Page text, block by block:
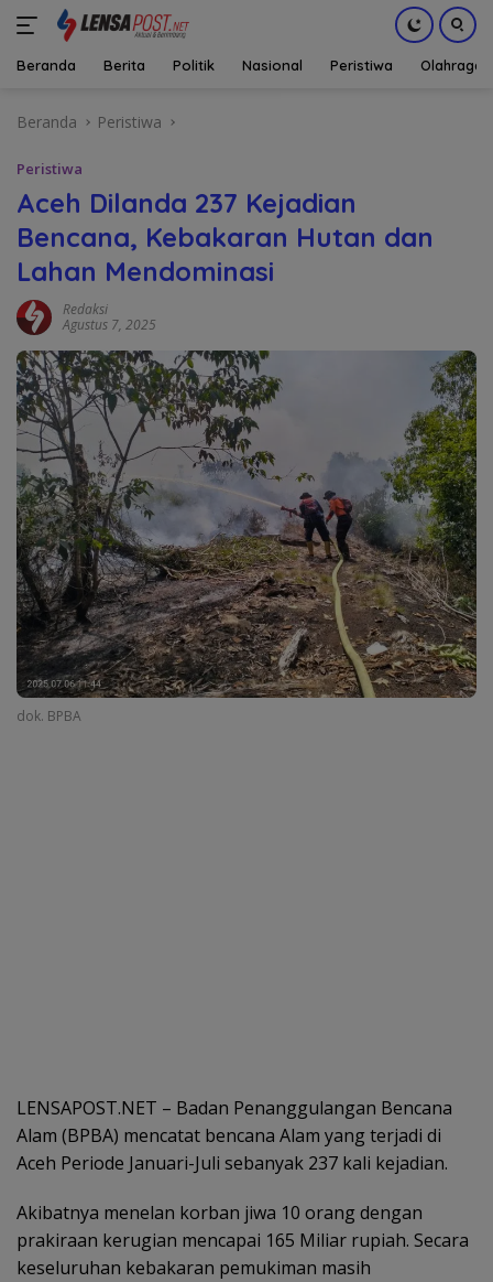
Beranda Berita Politik Nasional Peristiwa Olahraga
Beranda Peristiwa
Peristiwa
Aceh Dilanda 237 Kejadian
Bencana, Kebakaran Hutan dan
Lahan Mendominasi
Redaksi
Agustus 7, 2025
dok. BPBA
LENSAPOST.NET – Badan Penanggulangan Bencana
Alam (BPBA) mencatat bencana Alam yang terjadi di
Aceh Periode Januari-Juli sebanyak 237 kali kejadian.
Akibatnya menelan korban jiwa 10 orang dengan
prakiraan kerugian mencapai 165 Miliar rupiah. Secara
keseluruhan kebakaran pemukiman masih